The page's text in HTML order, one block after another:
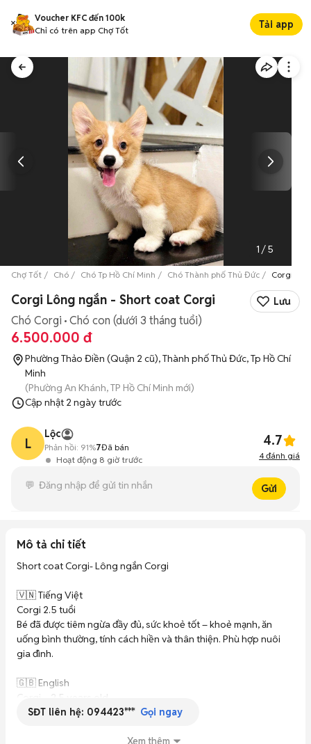
Voucher KFC đến 100k
Chỉ có trên app Chợ Tốt
Tải app
1 /5
Chợ Tốt Chó Chó Tp Hồ Chí Minh Chó Thành phố Thủ Đức Corgi
Corgi Lông ngắn - Short coat Corgi Lưu
Chó Corgi Chó con (dưới 3 tháng tuổi)
6.500.000 đ
Phường Thảo Điền (Quận 2 cũ), Thành phố Thủ Đức, Tp Hồ Chí
Minh
(Phường An Khánh, TP Hồ Chí Minh mới)
Cập nhật 2 ngày trước
L
Lộc
Hoạt động 8 giờ trước
Phản hồi: 91%7Đã bán 4.7
4 đánh giá
Gửi
Mô tả chi tiết
Short coat Corgi- Lông ngắn Corgi
🇻🇳 Tiếng Việt
Corgi 2.5 tuổi
Bé đã được tiêm ngừa đầy đủ, sức khoẻ tốt – khoẻ mạnh, ăn
uống bình thường, tính cách hiền và thân thiện. Phù hợp nuôi
gia đình.
🇬🇧 English
Corgi – 2.5 years old
The dog is fully vaccinated, healthy and in good condition,
SĐT liên hệ: 094423*** Gọi ngay
Xem thêm